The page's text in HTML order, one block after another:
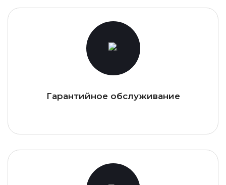
Гарантийное обслуживание